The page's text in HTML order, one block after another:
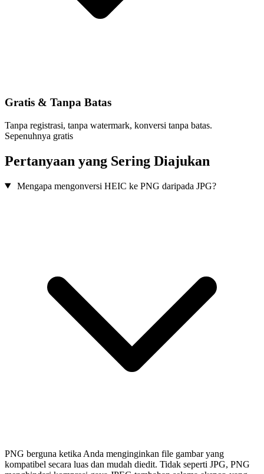
Gratis & Tanpa Batas
Tanpa registrasi, tanpa watermark, konversi tanpa batas.
Sepenuhnya gratis
Pertanyaan yang Sering Diajukan
Mengapa mengonversi HEIC ke PNG daripada JPG?
PNG berguna ketika Anda menginginkan file gambar yang
kompatibel secara luas dan mudah diedit. Tidak seperti JPG, PNG